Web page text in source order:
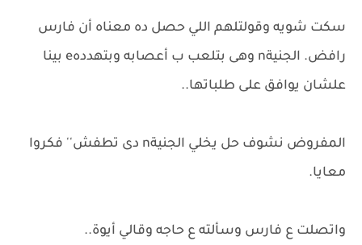
سكت شويه وقولتلهم اللي حصل ده معناه أن فارس
رافض. الجنيةn وهى بتلعب ب أعصابه وبتهددهe بينا
علشان يوافق على طلباتها..
المفروض نشوف حل يخلي الجنيةn دى تطفش'' فكروا
معايا.
واتصلت ع فارس وسألته ع حاجه وقالي أيوة..